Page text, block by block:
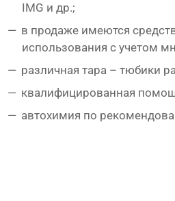
IMG и др.;
в продаже имеются
использования с учетом
различная тара – тюбики
квалифицированная
автохимия по